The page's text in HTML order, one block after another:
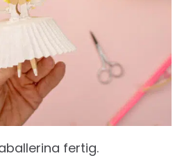
fertig.